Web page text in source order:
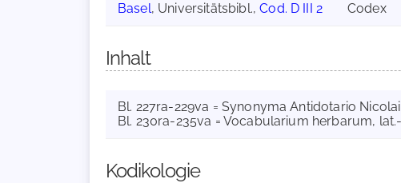
Basel, Universitätsbibl.,Cod. D III 2 Codex
Inhalt
Bl. 227ra-229va = Synonyma Antidotario
Bl. 230ra-235va = Vocabularium herbarum,
Kodikologie